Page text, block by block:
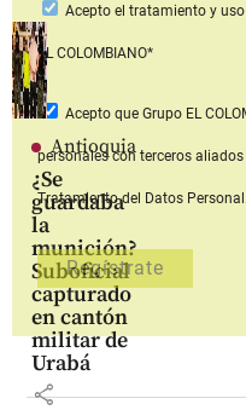
Antioquia
¿Se
guardaba
la
munición?
Suboficial
capturado
en cantón
militar de
Urabá
share
Acepto el tratamiento y
EL COLOMBIANO*
Acepto que Grupo EL
personales con terceros
Tratamiento del Datos Personal.